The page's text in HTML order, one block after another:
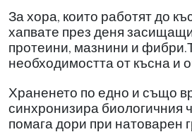
За хора, които работят до
хапвате през деня
протеини, мазнини и
необходимостта от късна и
Храненето по едно и също
синхронизира биологичния
помага дори при натоварен